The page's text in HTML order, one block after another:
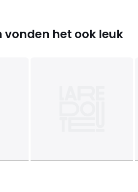
vonden het ook leuk